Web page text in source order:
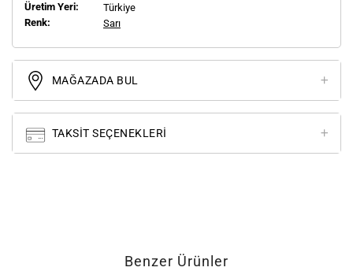
Üretim Yeri:
Türkiye
Renk:
Sarı
MAĞAZADA BUL
TAKSIT SEÇENEKLERI
Benzer Ürünler